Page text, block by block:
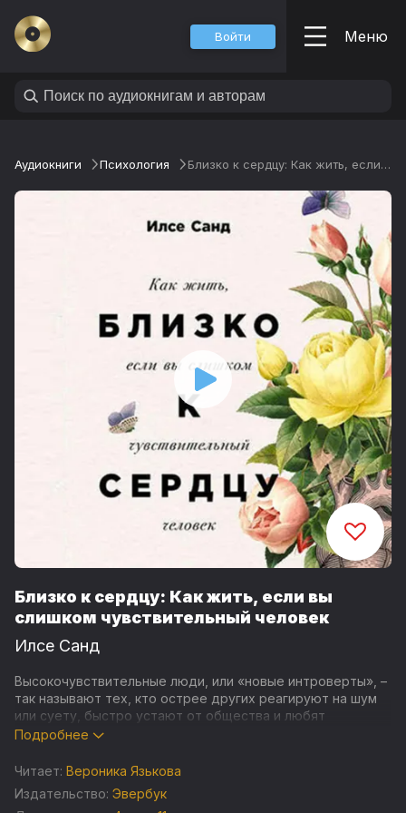
Войти Меню
Аудиокниги Психология Близко к сердцу: Как жить, если вы слишком чувствительный человек
Близко к сердцу: Как жить, если вы
слишком чувствительный человек
Илсе Санд
Высокочувствительные люди, или «новые интроверты», –
так называют тех, кто острее других реагируют на шум
или суету, быстро устают от общества и любят
уединение. Эти люди тонко чувствуют мир и обращают
получаются прекрасные поэты, художники и писатели.
приходится оправдываться за свою усталость и
Подробнее
Читает: Вероника Язькова
Издательство: Эвербук